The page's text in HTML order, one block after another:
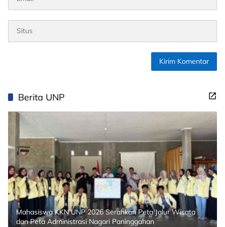
Berita UNP
Mahasiswa KKN UNP 2026 Serahkan Peta Jalur Wisata
dan Peta Administrasi Nagari Paninggahan